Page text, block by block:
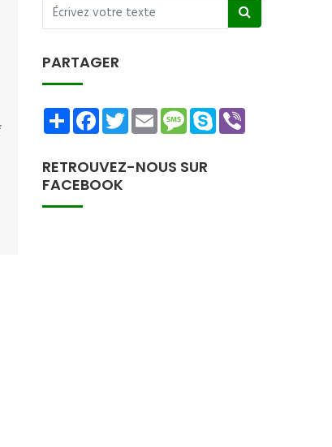
PARTAGER
ShareFacebookTwitterEmailMessage
Skype
RETROUVEZ-NOUS SUR
FACEBOOK